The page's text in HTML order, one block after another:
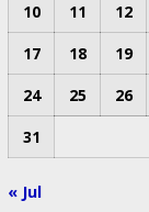
10
11 12
17
18 19
24
25 26
31
« Jul